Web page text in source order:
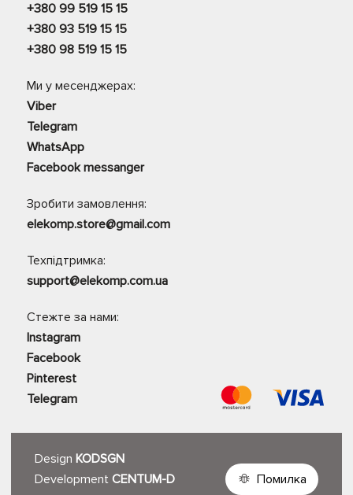
+380 99 519 15 15
+380 93 519 15 15
+380 98 519 15 15
Ми у месенджерах:
Viber
Telegram
WhatsApp
Facebook messanger
Зробити замовлення:
elekomp.store@gmail.com
Техпідтримка:
support@elekomp.com.ua
Стежте за нами:
Instagram
Facebook
Pinterest
Telegram
Design KODSGN
Development CENTUM-D
Помилка